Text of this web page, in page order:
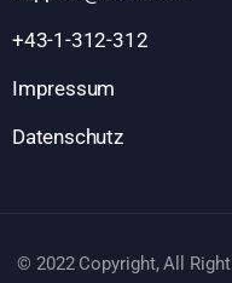
+43-1-312-312
Impressum
Datenschutz
© 2022 Copyright, All